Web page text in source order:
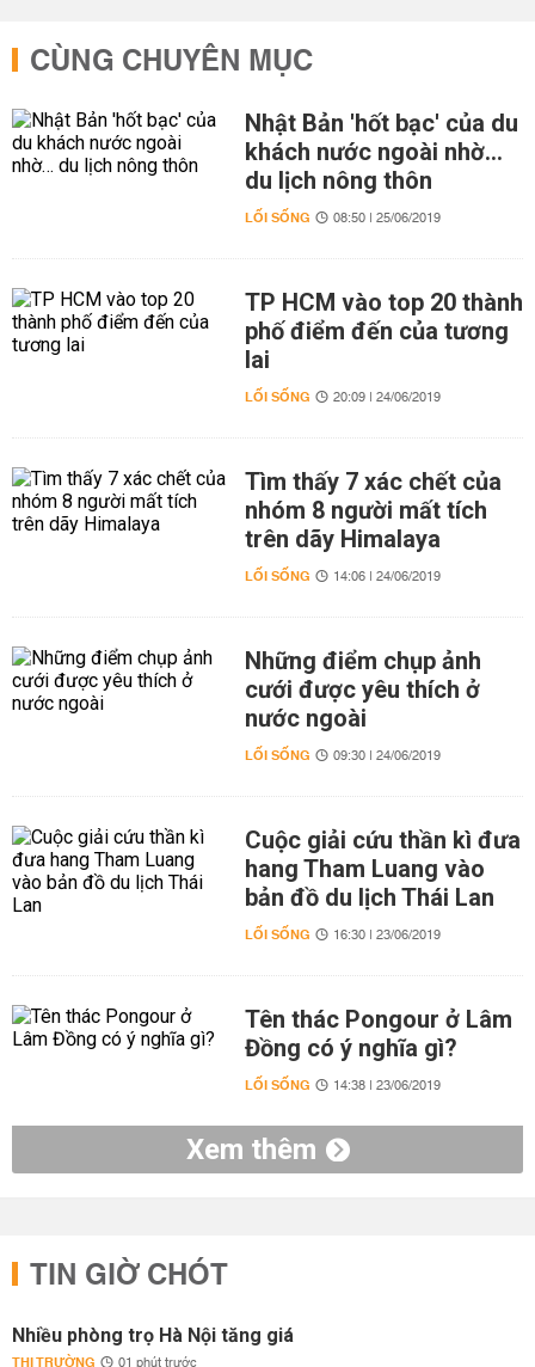
CÙNG CHUYÊN MỤC
Nhật Bản 'hốt bạc' của du
khách nước ngoài nhờ…
du lịch nông thôn
LỐI SỐNG 08:50 | 25/06/2019
TP HCM vào top 20 thành
phố điểm đến của tương
lai
LỐI SỐNG 20:09 | 24/06/2019
Tìm thấy 7 xác chết của
nhóm 8 người mất tích
trên dãy Himalaya
LỐI SỐNG 14:06 | 24/06/2019
Những điểm chụp ảnh
cưới được yêu thích ở
nước ngoài
LỐI SỐNG 09:30 | 24/06/2019
Cuộc giải cứu thần kì đưa
hang Tham Luang vào
bản đồ du lịch Thái Lan
LỐI SỐNG 16:30 | 23/06/2019
Tên thác Pongour ở Lâm
Đồng có ý nghĩa gì?
LỐI SỐNG 14:38 | 23/06/2019
Xem thêm
TIN GIỜ CHÓT
Nhiều phòng trọ Hà Nội tăng giá